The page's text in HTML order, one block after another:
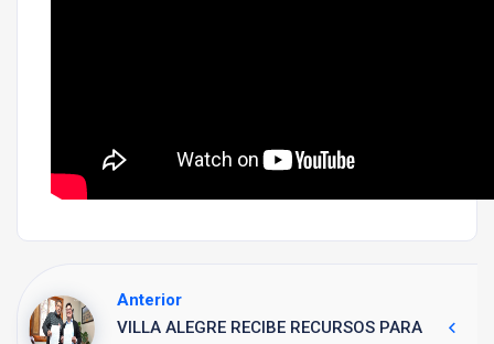
Anterior
VILLA ALEGRE RECIBE RECURSOS PARA